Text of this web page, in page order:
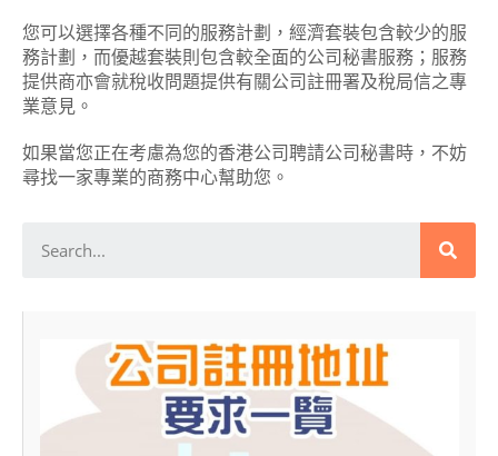
您可以選擇各種不同的服務計劃，經濟套裝包含較少的服
務計劃，而優越套裝則包含較全面的公司秘書服務；服務
提供商亦會就稅收問題提供有關公司註冊署及稅局信之專
業意見。
如果當您正在考慮為您的香港公司聘請公司秘書時，不妨
尋找一家專業的商務中心幫助您。